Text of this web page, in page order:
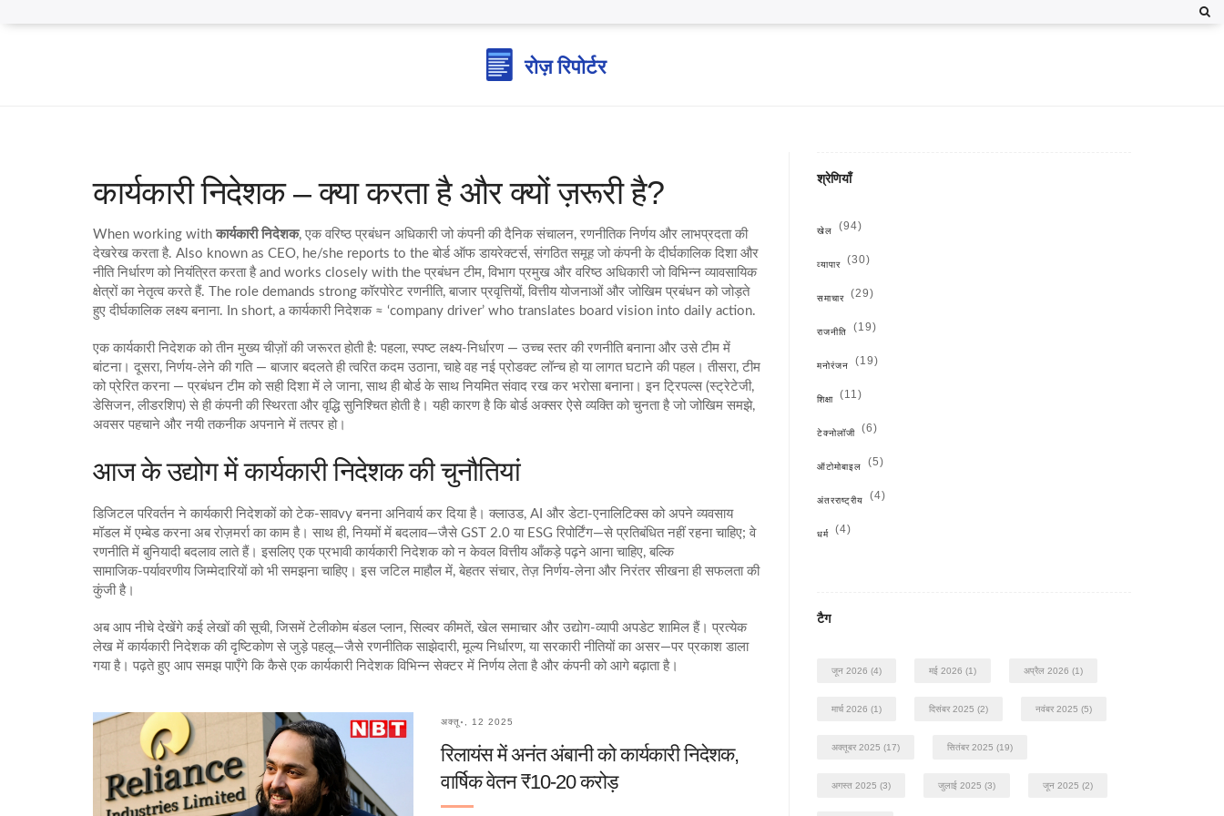
कार्यकारी निदेशक – क्या करता है और क्यों ज़रूरी है?
When working with कार्यकारी निदेशक, एक वरिष्ठ प्रबंधन अधिकारी जो कंपनी की दैनिक संचालन, रणनीतिक निर्णय और लाभप्रदता की
देखरेख करता है. Also known as CEO, he/she reports to the बोर्ड ऑफ डायरेक्टर्स, संगठित समूह जो कंपनी के दीर्घकालिक दिशा और
नीति निर्धारण को नियंत्रित करता हैand works closely with the प्रबंधन टीम, विभाग प्रमुख और वरिष्ठ अधिकारी जो विभिन्न व्यावसायिक
क्षेत्रों का नेतृत्व करते हैं. The role demands strong कॉरपोरेट रणनीति, बाजार प्रवृत्तियों, वित्तीय योजनाओं और जोखिम प्रबंधन को जोड़ते
हुए दीर्घकालिक लक्ष्य बनाना. In short, a कार्यकारी निदेशक ≈ ‘company driver’ who translates board vision into daily action.
एक कार्यकारी निदेशक को तीन मुख्य चीज़ों की जरूरत होती है: पहला, स्पष्ट लक्ष्य‑निर्धारण — उच्च स्तर की रणनीति बनाना और उसे टीम में
बांटना। दूसरा, निर्णय‑लेने की गति — बाजार बदलते ही त्वरित कदम उठाना, चाहे वह नई प्रोडक्ट लॉन्च हो या लागत घटाने की पहल। तीसरा, टीम
को प्रेरित करना — प्रबंधन टीम को सही दिशा में ले जाना, साथ ही बोर्ड के साथ नियमित संवाद रख कर भरोसा बनाना। इन ट्रिपल्स (स्ट्रेटेजी,
डेसिजन, लीडरशिप) से ही कंपनी की स्थिरता और वृद्धि सुनिश्चित होती है। यही कारण है कि बोर्ड अक्सर ऐसे व्यक्ति को चुनता है जो जोखिम समझे,
अवसर पहचाने और नयी तकनीक अपनाने में तत्पर हो।
आज के उद्योग में कार्यकारी निदेशक की चुनौतियां
डिजिटल परिवर्तन ने कार्यकारी निदेशकों को टेक‑सावvy बनना अनिवार्य कर दिया है। क्लाउड, AI और डेटा‑एनालिटिक्स को अपने व्यवसाय
मॉडल में एम्बेड करना अब रोज़मर्रा का काम है। साथ ही, नियमों में बदलाव—जैसे GST 2.0 या ESG रिपोर्टिंग—से प्रतिबंधित नहीं रहना चाहिए; वे
रणनीति में बुनियादी बदलाव लाते हैं। इसलिए एक प्रभावी कार्यकारी निदेशक को न केवल वित्तीय आँकड़े पढ़ने आना चाहिए, बल्कि
सामाजिक‑पर्यावरणीय जिम्मेदारियों को भी समझना चाहिए। इस जटिल माहौल में, बेहतर संचार, तेज़ निर्णय‑लेना और निरंतर सीखना ही सफलता की
कुंजी है।
अब आप नीचे देखेंगे कई लेखों की सूची, जिसमें टेलीकोम बंडल प्लान, सिल्वर कीमतें, खेल समाचार और उद्योग‑व्यापी अपडेट शामिल हैं। प्रत्येक
लेख में कार्यकारी निदेशक की दृष्टिकोण से जुड़े पहलू—जैसे रणनीतिक साझेदारी, मूल्य निर्धारण, या सरकारी नीतियों का असर—पर प्रकाश डाला
गया है। पढ़ते हुए आप समझ पाएँगे कि कैसे एक कार्यकारी निदेशक विभिन्न सेक्टर में निर्णय लेता है और कंपनी को आगे बढ़ाता है।
अक्तू॰, 12 2025
रिलायंस में अनंत अंबानी को कार्यकारी निदेशक,
वार्षिक वेतन ₹10‑20 करोड़
श्रेणियाँ
खेल (94)
व्यापार (30)
समाचार (29)
राजनीति (19)
मनोरंजन (19)
शिक्षा (11)
टेक्नोलॉजी (6)
ऑटोमोबाइल (5)
अंतरराष्ट्रीय (4)
धर्म (4)
टैग
जून 2026 (4) मई 2026 (1) अप्रैल 2026 (1)
मार्च 2026 (1) दिसंबर 2025 (2) नवंबर 2025 (5)
अक्तूबर 2025 (17) सितंबर 2025 (19)
अगस्त 2025 (3) जुलाई 2025 (3) जून 2025 (2)